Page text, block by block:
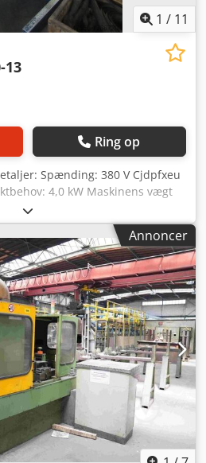
1 / 11
13
Ring op
Spænding: 380 V Cjdpfxeu
4,0 kW Maskinens vægt
x B x H: 1,4 x 1,0 x 1,9 m
rondeller og fladmateriale -
-maks. brudstyrke for materialet
-maks. fremføringshastighed: ved
= 3,1 m/min. ved 15 mm
min. ved 20 mm
min. ved 25 mm
min. med gradindstilling
Skala til justering af lige kant
Skærehjulstørrelse Ø
/ grov Opsætningsstativ
H:350 mm; Medtagerhjul ca. Ø
lineærskala
Annoncer